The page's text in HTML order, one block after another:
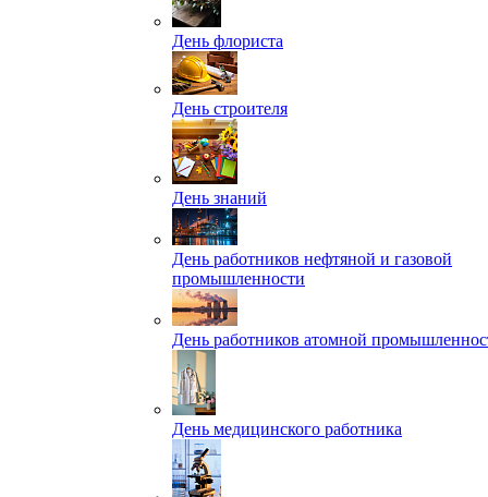
День флориста
День строителя
День знаний
День работников нефтяной и газовой
промышленности
День работников атомной
День медицинского работника